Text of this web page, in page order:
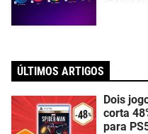
ÚLTIMOS ARTIGOS
Dois
corta
para